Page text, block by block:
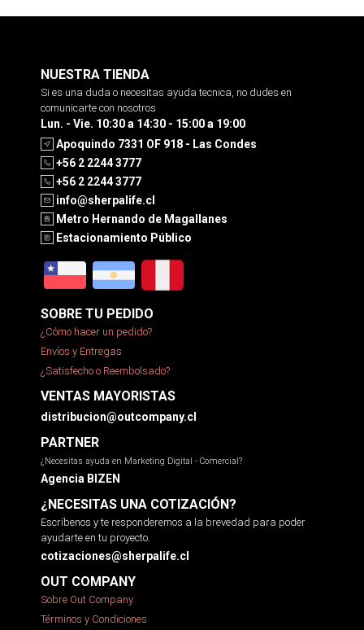
NUESTRA TIENDA
Si es una duda o necesitas ayuda tecnica, no dudes en
comunicarte con nosotros
Lun. - Vie. 10:30 a 14:30 - 15:00 a 19:00
Apoquindo 7331 OF 918 - Las Condes
+56 2 2244 3777
+56 2 2244 3777
info@sherpalife.cl
Metro Hernando de Magallanes
Estacionamiento Público
SOBRE TU PEDIDO
¿Cómo hacer un pedido?
Envíos y Entregas
¿Satisfecho o Reembolsado?
VENTAS MAYORISTAS
distribucion@outcompany.cl
PARTNER
¿Necesitas ayuda en Marketing Digital - Comercial?
Agencia BIZEN
¿NECESITAS UNA COTIZACIÓN?
Escríbenos y te responderemos a la brevedad para poder
ayudarte en tu proyecto.
cotizaciones@sherpalife.cl
OUT COMPANY
Sobre Out Company
Términos y Condiciones